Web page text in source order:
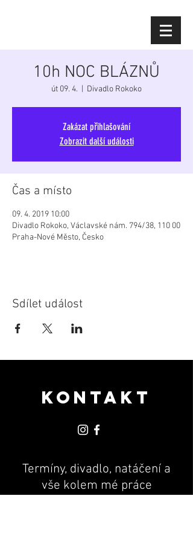
10h NOC BLÁZNŮ
út 09. 4. Divadlo Rokoko
Zakázat přihlašování
Zobrazit další události
Čas a místo
09. 4. 2019 10:00
Divadlo Rokoko, Václavské nám. 794/38, 110 00
Praha-Nové Město, Česko
Sdílet událost
KONTAKT
Termíny, divadlo, natáčení a
vše kolem mé práce